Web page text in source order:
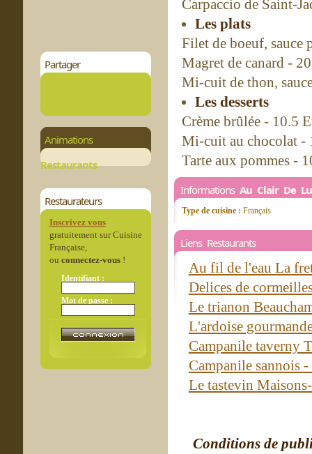
Partager
Animations
Restaurants
Restaurateurs
Inscrivez vous
gratuitement sur Cuisine
Française,
ou connectez-vous!
Identifiant :
Mot de passe :
Carpaccio de Saint-
Les plats
Filet de boeuf, sauce
Magret de canard -
Mi-cuit de thon,
Les desserts
Crème brûlée - 10.5
Mi-cuit au chocolat -
Tarte aux pommes -
Informations Au Clair De
Type de cuisine : Français
Liens Restaurants
Au fil de l'eau La
Delices de
Le trianon
L'ardoise
Campanile taverny
Campanile sannois
Le tastevin
Conditions de